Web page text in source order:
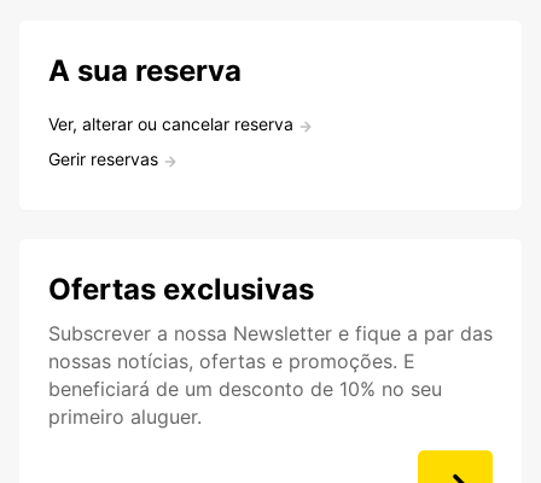
A sua reserva
Ver, alterar ou cancelar reserva
Gerir reservas
Ofertas exclusivas
Subscrever a nossa Newsletter e fique a par das
nossas notícias, ofertas e promoções. E
beneficiará de um desconto de 10% no seu
primeiro aluguer.